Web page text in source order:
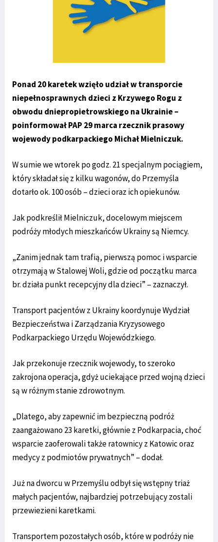
Ponad 20 karetek wzięło udział w transporcie
niepełnosprawnych dzieci z Krzywego Rogu z
obwodu dniepropietrowskiego na Ukrainie –
poinformował PAP 29 marca rzecznik prasowy
wojewody podkarpackiego Michał Mielniczuk.
W sumie we wtorek po godz. 21 specjalnym pociągiem,
który składał się z kilku wagonów, do Przemyśla
dotarło ok. 100 osób – dzieci oraz ich opiekunów.
Jak podkreślił Mielniczuk, docelowym miejscem
podróży młodych mieszkańców Ukrainy są Niemcy.
„Zanim jednak tam trafią, pierwszą pomoc i wsparcie
otrzymają w Stalowej Woli, gdzie od początku marca
br. działa punkt recepcyjny dla dzieci” – zaznaczył.
Transport pacjentów z Ukrainy koordynuje Wydział
Bezpieczeństwa i Zarządzania Kryzysowego
Podkarpackiego Urzędu Wojewódzkiego.
Jak przekonuje rzecznik wojewody, to szeroko
zakrojona operacja, gdyż uciekające przed wojną dzieci
są w różnym stanie zdrowotnym.
„Dlatego, aby zapewnić im bezpieczną podróż
zaangażowano 23 karetki, głównie z Podkarpacia, choć
wsparcie zaoferowali także ratownicy z Katowic oraz
medycy z podmiotów prywatnych” – dodał.
Już na dworcu w Przemyślu odbył się wstępny triaż
małych pacjentów, najbardziej potrzebujący zostali
przewiezieni karetkami.
Transportem pozostałych osób, które w podróży nie